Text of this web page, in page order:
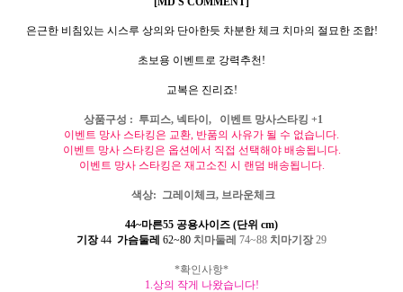
은근한 비침있는 시스루 상의와 단아한듯 차분한 체크 치마의 절묘한 조합!
초보용 이벤트로 강력추천!
교복은 진리죠!
상품구성 : 투피스, 넥타이, 이벤트 망사스타킹 +1
이벤트 망사 스타킹은 교환 반품의 사유가 될 수 없습니다
이벤트 망사 스타킹은 옵션에서 직접 선택해야 배송됩니다.
이벤트 망사 스타킹은 재고소진 시 랜덤 배송됩니다.
색상: 그레이체크, 브라운체크
44~마른55 공용사이즈 (단위 cm)
기장 44 가슴둘레 62~80 치마둘레 74~88 치마기장 29
*확인사항*
1.상의 작게 나왔습니다!